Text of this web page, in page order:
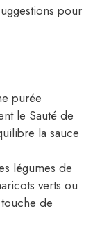
pour
purée
le Sauté de
la sauce
légumes de
verts ou
de